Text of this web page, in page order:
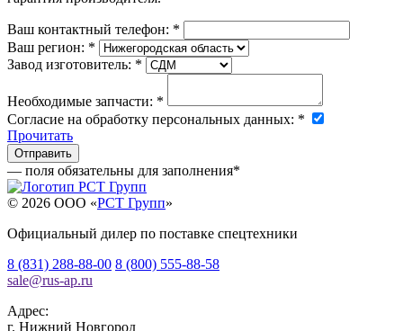
Ваш контактный телефон: *
Ваш регион: *
Завод изготовитель: *
Необходимые запчасти: *
Согласие на обработку персональных данных: *
Прочитать
— поля обязательны для заполнения*
© 2026 OOO «РСТ Групп»
Официальный дилер по поставке спецтехники
8 (831) 288-88-00 8 (800) 555-88-58
sale@rus-ap.ru
Адрес:
г. Нижний Новгород